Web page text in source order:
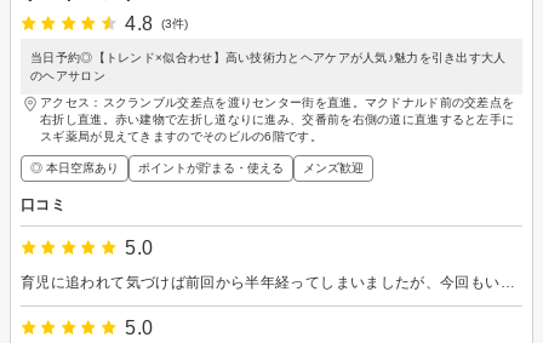
4.8
(3件)
当日予約◎【トレンド×似合わせ】高い技術力とヘアケアが人気♪魅力を引き出す大人
のヘアサロン
アクセス：スクランブル交差点を渡りセンター街を直進。マクドナルド前の交差点を
右折し直進。赤い建物で左折し道なりに進み、交番前を右側の道に直進すると左手に
スギ薬局が見えてきますのでそのビルの6階です。
◎ 本日空席あり ポイントが貯まる・使える メンズ歓迎
口コミ
5.0
5.0